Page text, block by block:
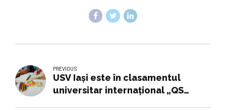
PREVIOUS
USV Iași este în clasamentul
universitar internațional „QS